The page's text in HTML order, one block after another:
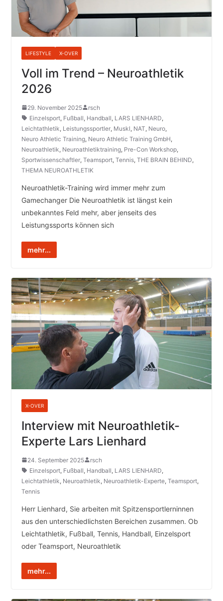
LIFESTYLE X-OVER
Voll im Trend – Neuroathletik
2026
29. November 2025
rsch
Einzelsport, Fußball, Handball, LARS LIENHARD,
Leichtathletik, Leistungssportler, Muskl, NAT, Neuro,
Neuro Athletic Training, Neuro Athletic Training GmbH,
Neuroathletik, Neuroathletiktraining, Pre-Con Workshop,
Sportwissenschaftler, Teamsport, Tennis, THE BRAIN BEHIND,
THEMA NEUROATHLETIK
Neuroathletik-Training wird immer mehr zum
Gamechanger Die Neuroathletik ist längst kein
unbekanntes Feld mehr, aber jenseits des
Leistungssports können sich
mehr...
X-OVER
Interview mit Neuroathletik-
Experte Lars Lienhard
24. September 2025
rsch
Einzelsport, Fußball, Handball, LARS LIENHARD,
Leichtathletik, Neuroathletik, Neuroathletik-Experte, Teamsport,
Tennis
Herr Lienhard, Sie arbeiten mit Spitzensportlerninnen
aus den unterschiedlichsten Bereichen zusammen. Ob
Leichtathletik, Fußball, Tennis, Handball, Einzelsport
oder Teamsport, Neuroathletik
mehr...